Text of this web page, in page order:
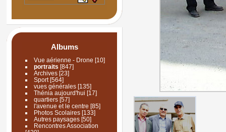
Albums
Vue aérienne - Drone [10]
portraits [847]
Archives [23]
Sport[564]
vues générales[135]
Thénia aujourd'hui [17]
quartiers[57]
l'avenue et le centre [85]
Photos Scolaires[133]
Autres paysages[50]
Rencontres Association